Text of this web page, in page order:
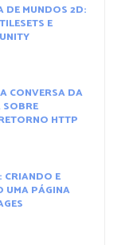
DE MUNDOS 2D:
E
CONVERSA DA
SOBRE
HTTP
E
UMA PÁGINA